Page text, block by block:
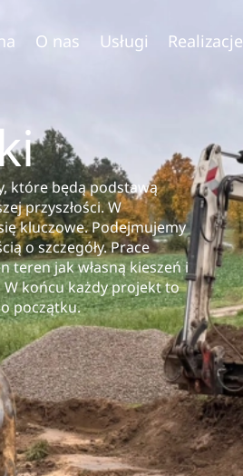
O nas Usługi Realizacje
które będą podstawą
przyszłości. W
kluczowe. Podejmujemy
o szczegóły. Prace
teren jak własną kieszeń i
W końcu każdy projekt to
początku.